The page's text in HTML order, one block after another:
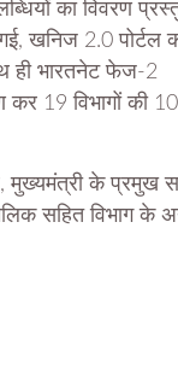
का विवरण
खनिज 2.0 पोर्टल
ही भारतनेट फेज-2
कर 19 विभागों की
मुख्यमंत्री के प्रमुख
सहित विभाग के